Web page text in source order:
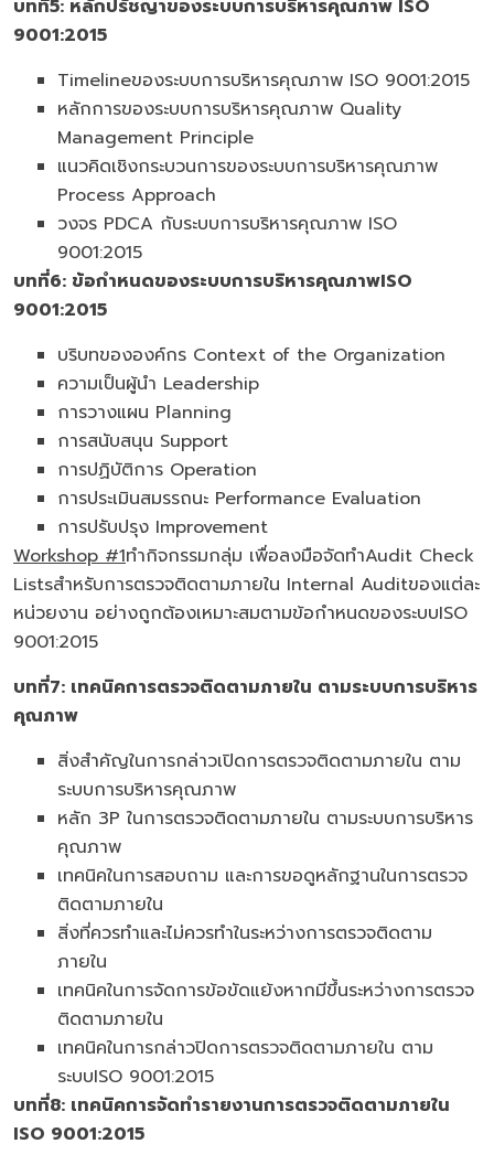
บทที่5: หลักปรัชญาของระบบการบริหารคุณภาพ ISO
9001:2015
Timelineของระบบการบริหารคุณภาพ ISO 9001:2015
หลักการของระบบการบริหารคุณภาพ Quality
Management Principle
แนวคิดเชิงกระบวนการของระบบการบริหารคุณภาพ
Process Approach
วงจร PDCA กับระบบการบริหารคุณภาพ ISO
9001:2015
บทที่6: ข้อกำหนดของระบบการบริหารคุณภาพISO
9001:2015
บริบทขององค์กร Context of the Organization
ความเป็นผู้นำ Leadership
การวางแผน Planning
การสนับสนุน Support
การปฏิบัติการ Operation
การประเมินสมรรถนะ Performance Evaluation
การปรับปรุง Improvement
Workshop #1ทำกิจกรรมกลุ่ม เพื่อลงมือจัดทำAudit Check
Listsสำหรับการตรวจติดตามภายใน Internal Auditของแต่ละ
หน่วยงาน อย่างถูกต้องเหมาะสมตามข้อกำหนดของระบบISO
9001:2015
บทที่7: เทคนิคการตรวจติดตามภายใน ตามระบบการบริหาร
คุณภาพ
สิ่งสำคัญในการกล่าวเปิดการตรวจติดตามภายใน ตาม
ระบบการบริหารคุณภาพ
หลัก 3P ในการตรวจติดตามภายใน ตามระบบการบริหาร
คุณภาพ
เทคนิคในการสอบถาม และการขอดูหลักฐานในการตรวจ
ติดตามภายใน
สิ่งที่ควรทำและไม่ควรทำในระหว่างการตรวจติดตาม
ภายใน
เทคนิคในการจัดการข้อขัดแย้งหากมีขึ้นระหว่างการตรวจ
ติดตามภายใน
เทคนิคในการกล่าวปิดการตรวจติดตามภายใน ตาม
ระบบISO 9001:2015
บทที่8: เทคนิคการจัดทำรายงานการตรวจติดตามภายใน
ISO 9001:2015